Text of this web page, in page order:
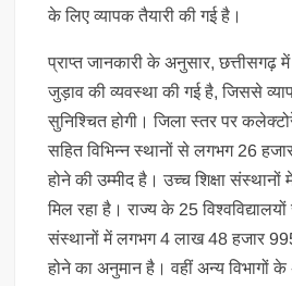
के लिए व्यापक तैयारी की गई है।
प्राप्त जानकारी के अनुसार, छत्तीसगढ़
जुड़ाव की व्यवस्था की गई है, जिससे
सुनिश्चित होगी। जिला स्तर पर
सहित विभिन्न स्थानों से लगभग 26
होने की उम्मीद है। उच्च शिक्षा
मिल रहा है। राज्य के 25 विश्वविद्यालयों
संस्थानों में लगभग 4 लाख 48 हजार
होने का अनुमान है। वहीं अन्य विभागों